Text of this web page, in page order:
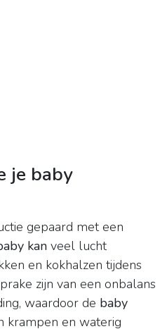
je baby
gepaard met een
kan veel lucht
en kokhalzen tijdens
zijn van een onbalans
waardoor de baby
krampen en waterig